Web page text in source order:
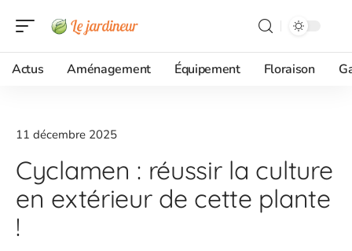
Actus Aménagement Équipement Floraison
11 décembre 2025
Cyclamen : réussir la culture
en extérieur de cette plante
!